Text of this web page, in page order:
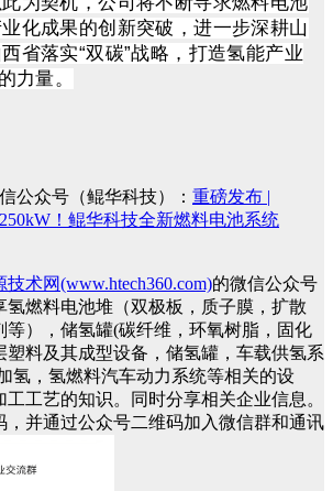
化成果的创新突破，进一步深耕山
省落实“双碳”战略，打造氢能产业
力量。
公众号（鲲华科技）： 重磅发布 |
！鲲华科技全新燃料电池系统
术网(www.htech360.com)的微信公众号
氢燃料电池堆（双极板，质子膜，扩散
等），储氢罐(碳纤维，环氧树脂，固化
塑料及其成型设备，储氢罐，车载供氢系
氢，氢燃料汽车动力系统等相关的设
工艺的知识。同时分享相关企业信息。
，并通过公众号二维码加入微信群和通讯